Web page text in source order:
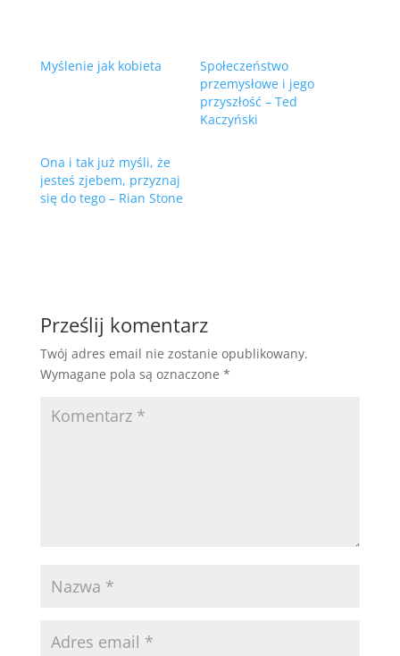
Myślenie jak kobieta
Społeczeństwo
przemysłowe i jego
przyszłość – Ted
Kaczyński
Ona i tak już myśli, że
jesteś zjebem, przyznaj
się do tego – Rian Stone
Prześlij komentarz
Twój adres email nie zostanie opublikowany.
Wymagane pola są oznaczone *